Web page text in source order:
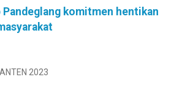
Pandeglang komitmen hentikan
2023